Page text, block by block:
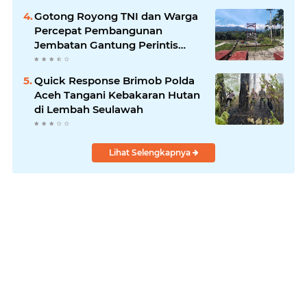
Gotong Royong TNI dan Warga
Percepat Pembangunan
Jembatan Gantung Perintis
Kuta Ujung Aceh Tenggara
Quick Response Brimob Polda
Aceh Tangani Kebakaran Hutan
di Lembah Seulawah
Lihat Selengkapnya